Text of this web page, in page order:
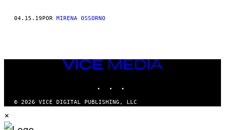
04.15.19POR MIRENA OSSORNO
VICE
MEDIA
© 2026 VICE DIGITAL PUBLISHING, LLC
×